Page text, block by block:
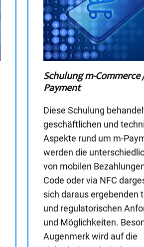
Schulung m-Commerce
Payment
Diese Schulung
geschäftlichen und
Aspekte rund um m-
werden die
von mobilen
Code oder via NFC
sich daraus ergebenden
und regulatorischen
und Möglichkeiten.
Augenmerk wird auf die